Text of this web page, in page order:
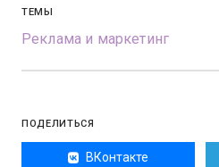
ТЕМЫ
Реклама и маркетинг
ПОДЕЛИТЬСЯ
ВКонтакте